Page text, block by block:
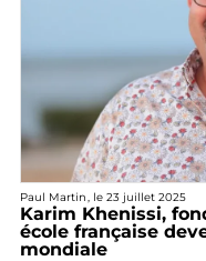
Paul Martin, le 23 juillet 2025
Karim Khenissi,
école française
mondiale